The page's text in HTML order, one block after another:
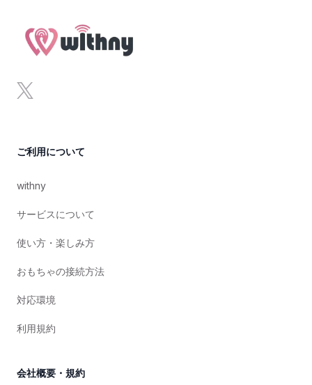
x
ご利用について
withny
サービスについて
使い方・楽しみ方
おもちゃの接続方法
対応環境
利用規約
会社概要・規約